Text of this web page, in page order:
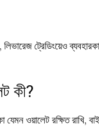
ট্রেডিংয়েও
কী?
যেমন ওয়ালেট রক্ষিত রাখি,